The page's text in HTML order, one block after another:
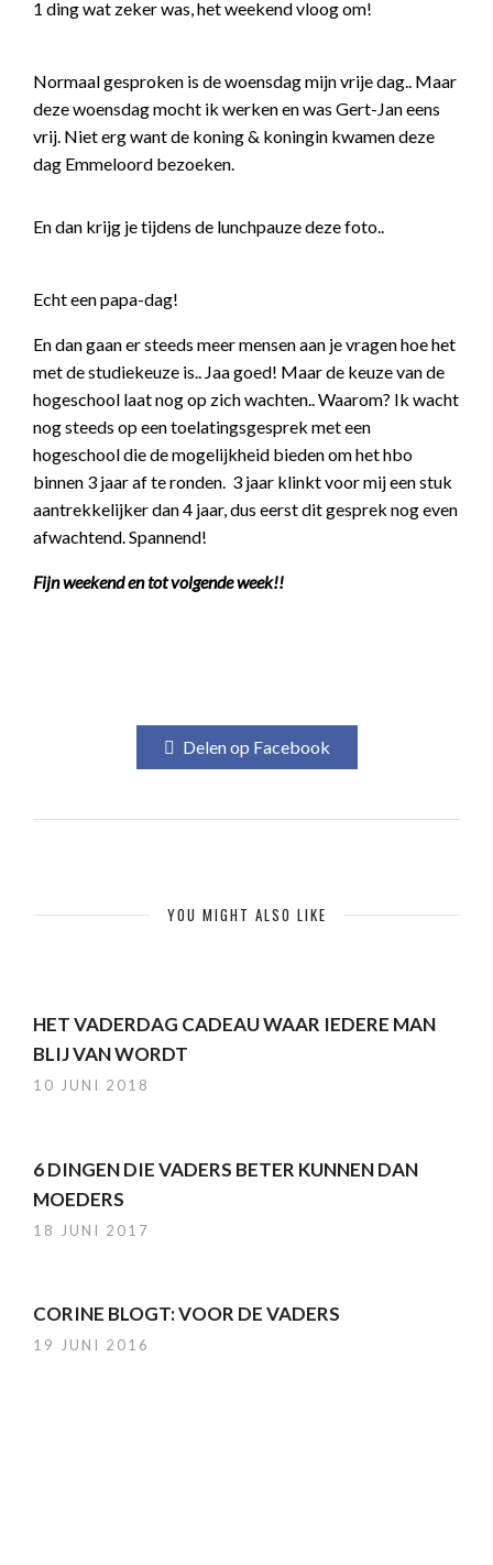
1 ding wat zeker was, het weekend vloog om!
Normaal gesproken is de woensdag mijn vrije dag.. Maar
deze woensdag mocht ik werken en was Gert-Jan eens
vrij. Niet erg want de koning & koningin kwamen deze
dag Emmeloord bezoeken.
En dan krijg je tijdens de lunchpauze deze foto..
Echt een papa-dag!
En dan gaan er steeds meer mensen aan je vragen hoe het
met de studiekeuze is.. Jaa goed! Maar de keuze van de
hogeschool laat nog op zich wachten.. Waarom? Ik wacht
nog steeds op een toelatingsgesprek met een
hogeschool die de mogelijkheid bieden om het hbo
binnen 3 jaar af te ronden. 3 jaar klinkt voor mij een stuk
aantrekkelijker dan 4 jaar, dus eerst dit gesprek nog even
afwachtend. Spannend!
Fijn weekend en tot volgende week!!
Delen op Facebook
YOU MIGHT ALSO LIKE
HET VADERDAG CADEAU WAAR IEDERE MAN
BLIJ VAN WORDT
10 JUNI 2018
6 DINGEN DIE VADERS BETER KUNNEN DAN
MOEDERS
18 JUNI 2017
CORINE BLOGT: VOOR DE VADERS
19 JUNI 2016